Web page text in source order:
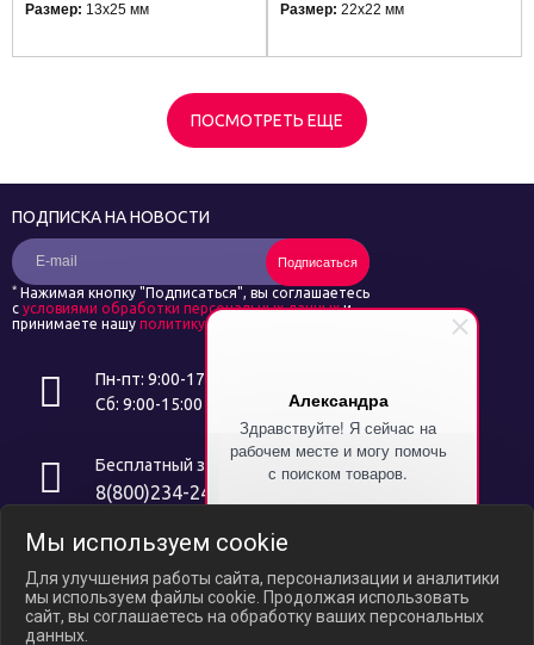
Александра
Здравствуйте! Я сейчас на
рабочем месте и могу помочь
с поиском товаров.
расскажу как получить скидку
Размер: 13х25 мм
Размер: 22х22 мм
ПОСМОТРЕТЬ ЕЩЕ
Пн-пт: 9:00-17:00
Сб: 9:00-15:00
Бесплатный звонок
8(800)234-24-14
Интернет ресурс носит исключительно информационный характер и
437 ГК РФ. В связи с ослаблением курса российского рубля цены на
сайте могут варьироваться, уточняйте актуальные цены у
менеджеров по телефону.
ПОДПИСКА НА НОВОСТИ
Подписаться
* Нажимая кнопку "Подписаться", вы соглашаетесь
с условиями обработки персональных данныхи
принимаете нашу политику конфиденциальности
Мы используем cookie
Для улучшения работы сайта, персонализации и аналитики
мы используем файлы cookie. Продолжая использовать
сайт, вы соглашаетесь на обработку ваших персональных
данных.